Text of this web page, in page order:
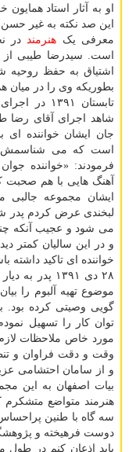
او به آثار استاد
این صد نکته به غیر حسن
معرفی یک هنرمنددر
است. سیدرضا طیبی از
اشتیاق به حفظ روحیه
بطوریکه وی را در میان
تابستان
شاهد اجرای آقای رضا
جان ایشان خواننده ای
است که می
فرمودند: «خواننده
آهنگ هایی با هم صحبت
ایشان مجموعه جالبی
لبخندی عرض کردم پدر
می شود و عجیب آنکه
و در این سالیان کمتر
خواننده ای تاکید داشته
موضوع تهیه آلبوم را
گویی وصیتی کرده بود.
توان کار را تسهیل
مورد خاص ملاحظات
وقت و دقت فراوان و
و از سامان احتشامی
بیات اصفهان به این
هنرمند متواضع متشکرم
سه گاه با طنین
دوست فرهیخته و
باید اذعان کنم در طول